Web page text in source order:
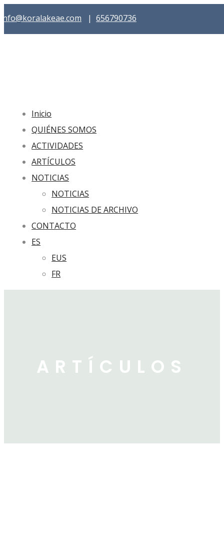
info@koralakeae.com | 656790736
Inicio
QUIÉNES SOMOS
ACTIVIDADES
ARTÍCULOS
NOTICIAS
NOTICIAS
NOTICIAS DE ARCHIVO
CONTACTO
ES
EUS
FR
ARTÍCULOS